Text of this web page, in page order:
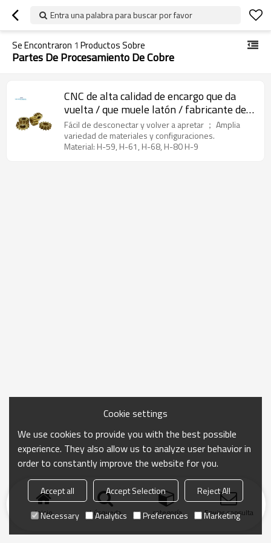
Entra una palabra para buscar por favor
Se Encontraron 1 Productos Sobre
Partes De Procesamiento De Cobre
CNC de alta calidad de encargo que da
vuelta / que muele latón / fabricante de
cobre de las piezas de metal del cobre
Fácil de desconectar y volver a apretar ； Amplia
variedad de materiales y configuraciones.
Material: H-59, H-61, H-68, H-80 H-9
Inicio búsqueda categoría Enviar consulta
Cookie settings
We use cookies to provide you with the best possible
experience. They also allow us to analyze user behavior in
order to constantly improve the website for you.
Accept all Accept Selection
Reject All
Necessary
Analytics Preferences Marketing